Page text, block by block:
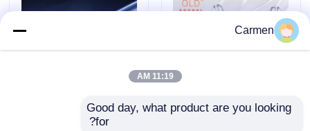
طلب اقتباس
Carmen
11:19 AM
Good day, what product are you looking
for?